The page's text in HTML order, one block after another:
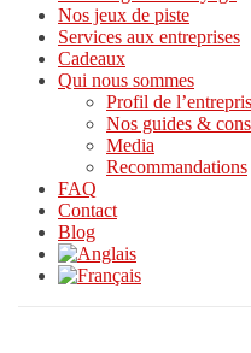
Nos jeux de piste
Services aux entreprises
Cadeaux
Qui nous sommes
Profil de
Nos guides &
Media
Recommandations
FAQ
Contact
Blog